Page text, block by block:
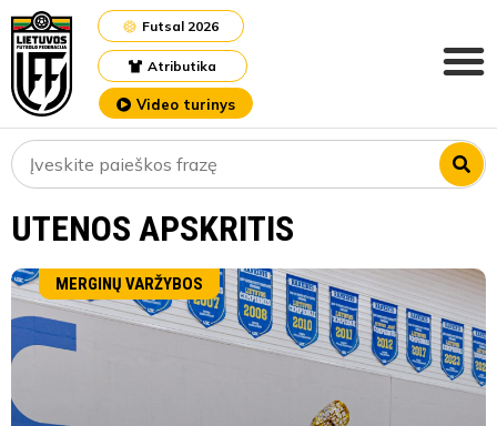
Atributika
Futsal 2026
Video turinys
UTENOS APSKRITIS
MERGINŲ VARŽYBOS